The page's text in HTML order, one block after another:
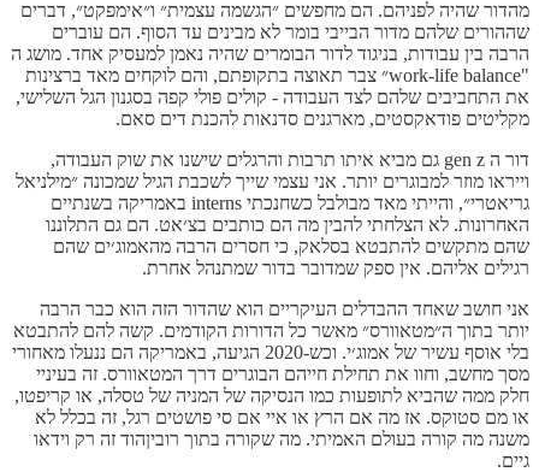
מהדור שהיה לפניהם. הם מחפשים ״הגשמה עצמית״ ו״אימפקט״, דברים
שההורים שלהם מדור הבייבי בומר לא מבינים עד הסוף. הם עוברים
הרבה בין עבודות, בניגוד לדור הבומרים שהיה נאמן למעסיק אחד. מושג ה
"work-life balance״ צבר תאוצה בתקופתם, והם לוקחים מאד ברצינות
את התחביבים שלהם לצד העבודה - קולים פולי קפה בסגנון הגל השלישי,
מקליטים פודאקסטים, מארגנים סדנאות להכנת דים סאם.
דור ה gen z גם מביא איתו תרבות והרגלים שישנו את שוק העבודה,
וייראו מוזר למבוגרים יותר. אני עצמי שייך לשכבת הגיל שמכונה ״מילניאל
גריאטרי״, והייתי מאד מבולבל כשחנכתי interns באמריקה בשנתיים
האחרונות. לא הצלחתי להבין מה הם כותבים בצ׳אט. הם גם התלוננו
שהם מתקשים להתבטא בסלאק, כי חסרים הרבה מהאמוג׳ים שהם
רגילים אליהם. אין ספק שמדובר בדור שמתנהל אחרת.
אני חושב שאחד ההבדלים העיקריים הוא שהדור הזה הוא כבר הרבה
יותר בתוך ה״מטאוורס״ מאשר כל הדורות הקודמים. קשה להם להתבטא
בלי אוסף עשיר של אמוג׳י. וכש-2020 הגיעה, באמריקה הם ננעלו מאחורי
מסך מחשב, וחוו את תחילת חייהם הבוגרים דרך המטאוורס. זה בעיניי
חלק ממה שהביא לתופעות כמו הנסיקה של המניה של טסלה, או קריפטו,
או מם סטוקס. אז מה אם הרץ או איי אם סי פושטים רגל, זה בכלל לא
משנה מה קורה בעולם האמיתי. מה שקורה בתוך רוביןהוד זה רק וידאו
גיים.